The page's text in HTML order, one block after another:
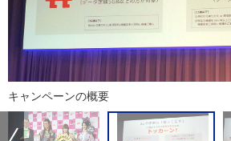
キャンペーンの概要